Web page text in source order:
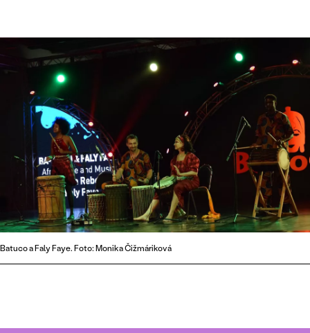
Batuco a Faly Faye. Foto: Monika Čižmáriková